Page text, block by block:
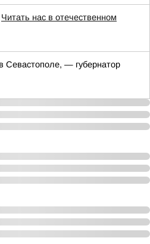
Читать нас в отечественном
Севастополе, — губернатор